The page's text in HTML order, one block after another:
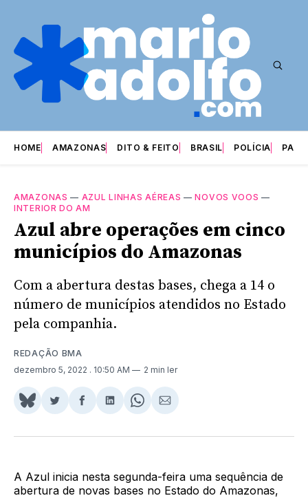
HOME AMAZONAS DITO & FEITO BRASIL POLÍCIA
AMAZONAS — AZUL LINHAS AÉREAS —NOVOS VOOS —
INTERIOR DO AM
Azul abre operações em cinco
municípios do Amazonas
Com a abertura destas bases, chega a 14 o
número de municípios atendidos no Estado
pela companhia.
REDAÇÃO BMA
dezembro 5, 2022 . 10:50 AM 2 min ler
Share
BlueSky
Compartilhar
Twitter
Compartilhar
Facebook
Compartilhar
LinkedIn
Share
WhatsApp
Compartilhar
Email
A Azul inicia nesta segunda-feira uma sequência de
abertura de novas bases no Estado do Amazonas,